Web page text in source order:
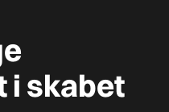
i skabet